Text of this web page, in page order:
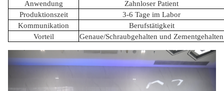
Anwendung
Zahnloser Patient
Produktionszeit
3-6 Tage im Labor
Kommunikation
Berufstätigkeit
Vorteil
Genaue/Schraubgehalten und Zementgehalten